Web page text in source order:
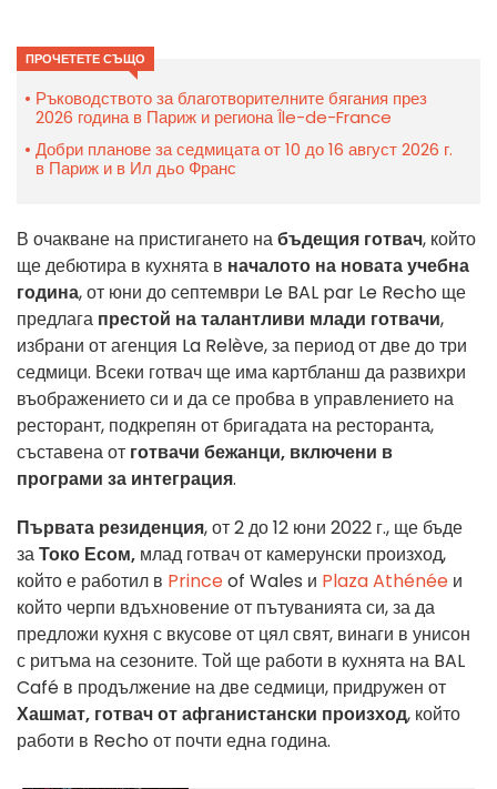
ПРОЧЕТЕТЕ СЪЩО
Ръководството за благотворителните бягания през
2026 година в Париж и региона Île-de-France
Добри планове за седмицата от 10 до 16 август 2026 г.
в Париж и в Ил дьо Франс
В очакване на пристигането набъдещия готвач, който
ще дебютира в кухнята в началото на новата учебна
година, от юни до септември Le BAL par Le Recho ще
предлага престой на талантливи млади готвачи,
избрани от агенция La Relève, за период от две до три
седмици. Всеки готвач ще има картбланш да развихри
въображението си и да се пробва в управлението на
ресторант, подкрепян от бригадата на ресторанта,
съставена от готвачи бежанци, включени в
програми за интеграция.
Първата резиденция, от 2 до 12 юни 2022 г., ще бъде
заТоко Есом, млад готвач от камерунски произход,
който е работил в Princeof Wales и Plaza Athénée и
който черпи вдъхновение от пътуванията си, за да
предложи кухня с вкусове от цял свят, винаги в унисон
с ритъма на сезоните. Той ще работи в кухнята на BAL
Café в продължение на две седмици, придружен от
Хашмат, готвач от афганистански произход, който
работи в Recho от почти една година.